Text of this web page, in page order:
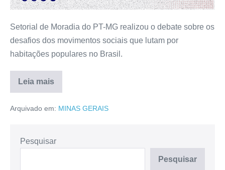
Setorial de Moradia do PT-MG realizou o debate sobre os
desafios dos movimentos sociais que lutam por
habitações populares no Brasil.
Leia mais
Arquivado em: MINAS GERAIS
Pesquisar
Pesquisar